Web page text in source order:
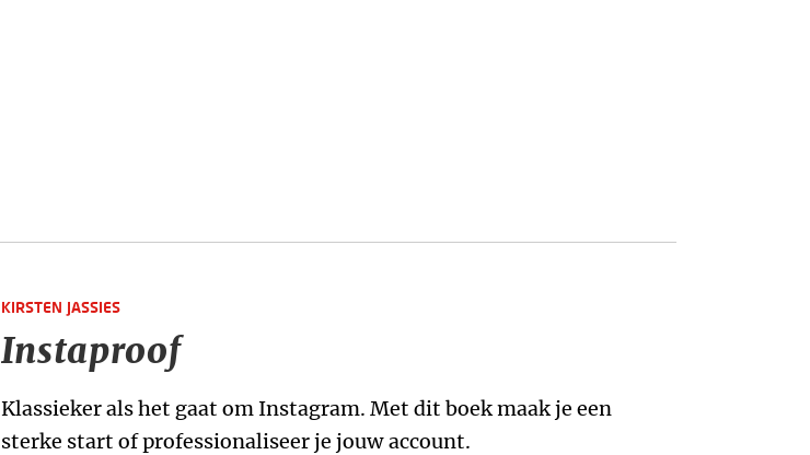
KIRSTEN JASSIES
Instaproof
Klassieker als het gaat om Instagram. Met dit boek maak je een
sterke start of professionaliseer je jouw account.